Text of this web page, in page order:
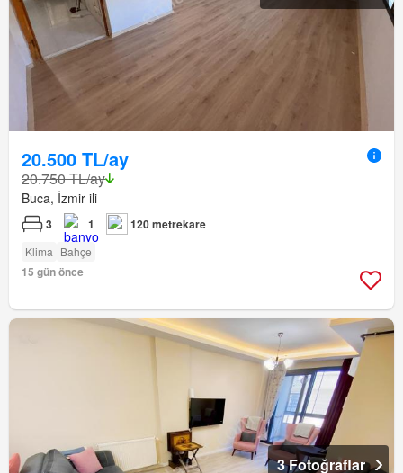
20.500 TL/ay
20.750 TL/ay
Buca, İzmir ili
3 1 120 metrekare
Klima Bahçe
15 gün önce
3 Fotoğraflar